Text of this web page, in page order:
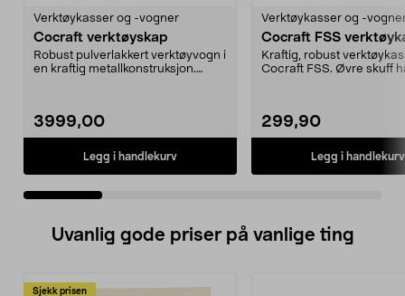
Verktøykasser og -vogner
Cocraft verktøyskap
Robust pulverlakkert verktøyvogn i
en kraftig metallkonstruksjon.
3999,00
Legg i handlekurv
Verktøykasser og -
Cocraft FSS
Kraftig, robust
Cocraft FSS. Øvre skuff
299,90
Legg i handlekurv
Uvanlig gode priser på vanlige ting
Sjekk prisen